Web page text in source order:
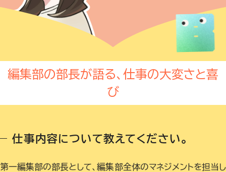
編集部の部長が語る、仕事の大変さと喜
び
仕事内容について教えてください。
第一編集部の部長として、編集部全体のマネジメントを担当し